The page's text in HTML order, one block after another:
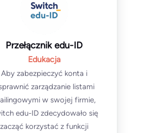
Przełącznik edu-ID
Edukacja
Aby zabezpieczyć konta i
zarządzanie listami
w swojej firmie,
edu-ID zdecydowało się
zacząć korzystać z funkcji